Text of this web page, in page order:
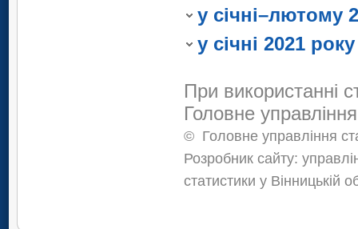
у січні–лютому
Японія
у січні 2021 року
Швеція
Японія
При використанні
Головне
© Головне управління
Розробник сайту:
статистики у Вінницькій